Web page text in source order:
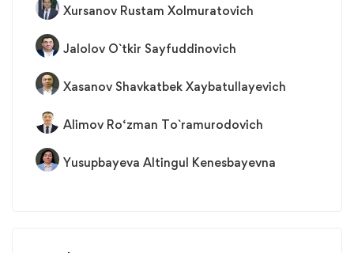
Xursanov Rustam Xolmuratovich
Jalolov O`tkir Sayfuddinovich
Xasanov Shavkatbek Xaybatullayevich
Alimov Ro‘zman To`ramurodovich
Yusupbayeva Altingul Kenesbayevna